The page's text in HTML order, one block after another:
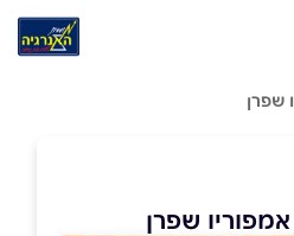
שפרן
שפרן